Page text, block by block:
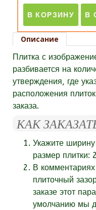
Описание
Плитка с
разбивается на
утверждения, где
расположения
заказа.
КАК
Укажите
размер
В комментариях
плиточный
заказе этот
умолчанию мы